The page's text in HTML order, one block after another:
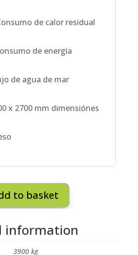
de calor residual
de energía
de agua de mar
x 2700 mm dimensiónes
to basket
information
3900 kg